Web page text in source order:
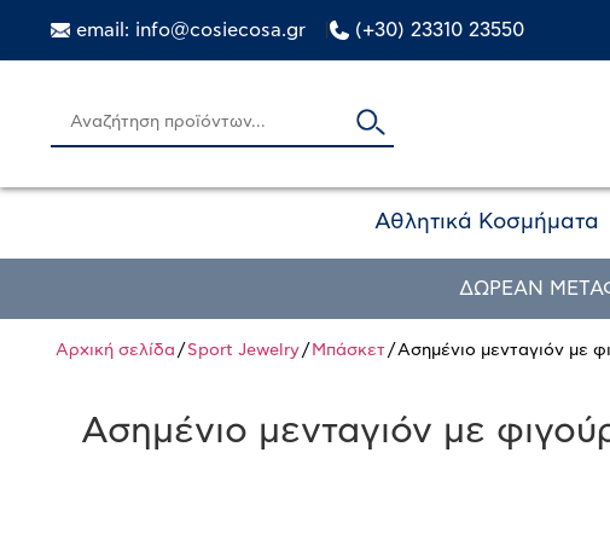
email: info@cosiecosa.gr (+30) 23310 23550
Αθλητικά Κοσμήματα
ΔΩΡΕΑΝ
Αρχική σελίδα / Sport Jewelry/ Μπάσκετ/ Ασημένιο μενταγιόν με
Ασημένιο μενταγιόν με